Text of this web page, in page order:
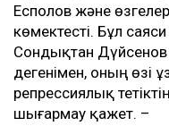
Есполов және
көмектесті. Бұл
Сондықтан Дүйсенов
дегенімен, оның өзі
репрессиялық
шығармау қажет. –